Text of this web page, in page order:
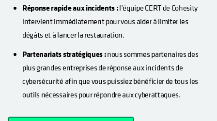
Réponse rapide aux incidents :l’équipe CERT de Cohesity
intervient immédiatement pour vous aider à limiter les
dégâts et à lancer la restauration.
Partenariats stratégiques :nous sommes partenaires des
plus grandes entreprises de réponse aux incidents de
cybersécurité afin que vous puissiez bénéficier de tous les
outils nécessaires pour répondre aux cyberattaques.